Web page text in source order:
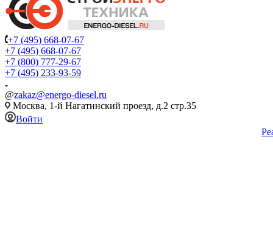
+7 (495) 668-07-67
+7 (495) 668-07-67
+7 (800) 777-29-67
+7 (495) 233-93-59
@zakaz@energo-diesel.ru
Москва, 1-й Нагатинский проезд, д.2 стр.35
Войти